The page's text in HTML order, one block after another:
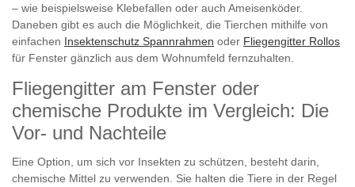
– wie beispielsweise Klebefallen oder auch Ameisenköder.
Daneben gibt es auch die Möglichkeit, die Tierchen mithilfe von
einfachen Insektenschutz Spannrahmen oder Fliegengitter Rollos
für Fenster gänzlich aus dem Wohnumfeld fernzuhalten.
Fliegengitter am Fenster oder
chemische Produkte im Vergleich: Die
Vor- und Nachteile
Eine Option, um sich vor Insekten zu schützen, besteht darin,
chemische Mittel zu verwenden. Sie halten die Tiere in der Regel